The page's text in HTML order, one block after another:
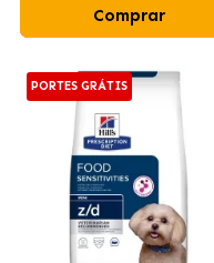
Comprar
PORTES GRÁTIS